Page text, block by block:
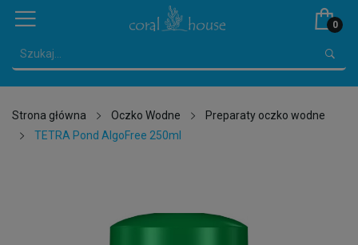
0
Strona główna Oczko Wodne
Preparaty oczko wodne
TETRA Pond AlgoFree 250ml